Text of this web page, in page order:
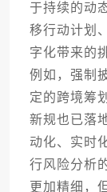
于持续的动
移行动计划
字化带来的
例如，强制
定的跨境筹
新规也已落
动化、实时
行风险分析
更加精细，